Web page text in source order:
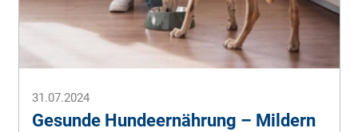
31.07.2024
Gesunde Hundeernährung – Mildern